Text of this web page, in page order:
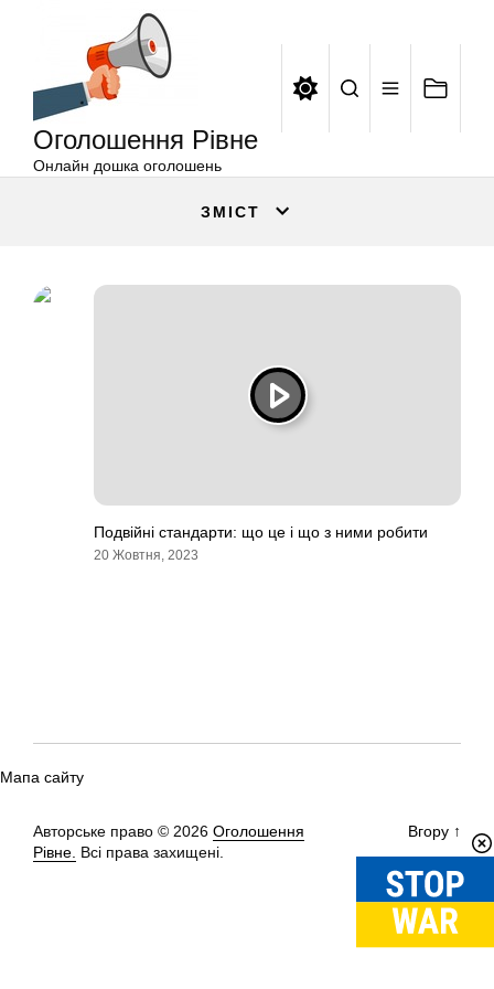
Оголошення Рівне
Онлайн дошка оголошень
ЗМІСТ
Подвійні стандарти: що це і що з ними робити
20 Жовтня, 2023
Мапа сайту
Авторське право © 2026 Оголошення
Рівне. Всі права захищені.
Вгору ↑